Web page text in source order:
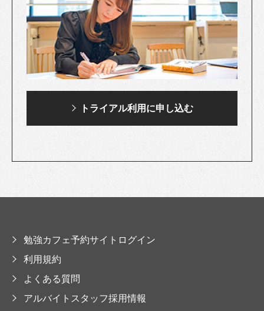
トライアル利用に申し込む
勉強カフェ予約サイトログイン
利用規約
よくある質問
アルバイトスタッフ採用情報